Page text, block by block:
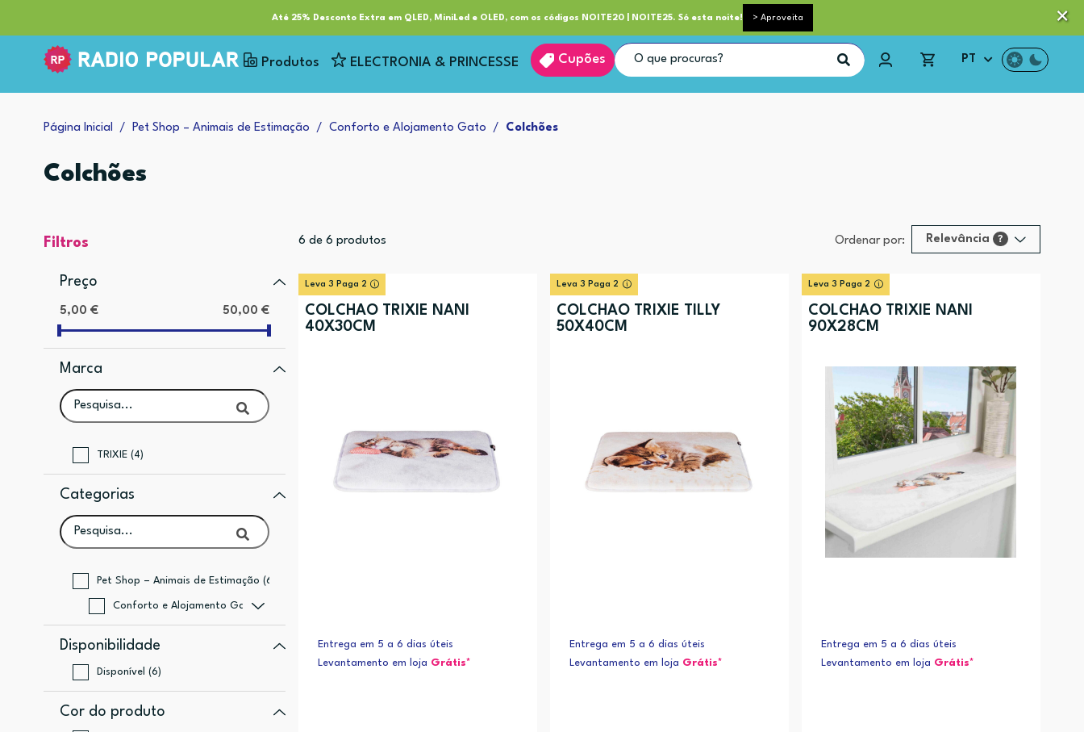
Até 25% Desconto Extra em QLED, MiniLed e OLED, com os códigos NOITE20 | NOITE25. Só esta noite! > Aproveita
Serviços Clube RP+ Entrega pequeno porte grátis acima de 35€*
Produtos ELECTRONIA & PRINCESSE Cupões PT
Página Inicial Pet Shop – Animais de Estimação Conforto e Alojamento Gato Colchões
Colchões
Filtros
Preço
5,00 € 50,00 €
Marca
TRIXIE (4)
Categorias
Pet Shop – Animais de Estimação (6)
Conforto e Alojamento Gato (6)
Disponibilidade
Disponível (6)
Cor do produto
6 de 6 produtos Ordenar por: Relevância ?
Alfabética (Z-A)
Leva 3 Paga 2
COLCHAO TRIXIE NANI
40X30CM
Entrega em 5 a 6 dias úteis
Levantamento em loja Grátis*
Leva 3 Paga 2
COLCHAO TRIXIE TILLY
50X40CM
Entrega em 5 a 6 dias úteis
Levantamento em loja Grátis*
Leva 3 Paga 2
COLCHAO TRIXIE NANI
90X28CM
Entrega em 5 a 6 dias úteis
Levantamento em loja Grátis*